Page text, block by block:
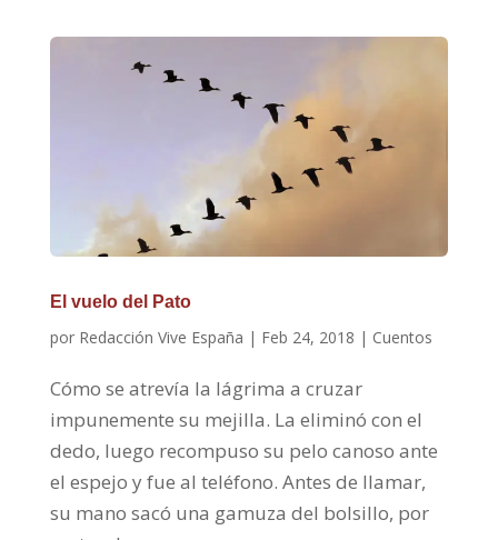
El vuelo del Pato
por Redacción Vive España | Feb 24, 2018 | Cuentos
Cómo se atrevía la lágrima a cruzar
impunemente su mejilla. La eliminó con el
dedo, luego recompuso su pelo canoso ante
el espejo y fue al teléfono. Antes de llamar,
su mano sacó una gamuza del bolsillo, por